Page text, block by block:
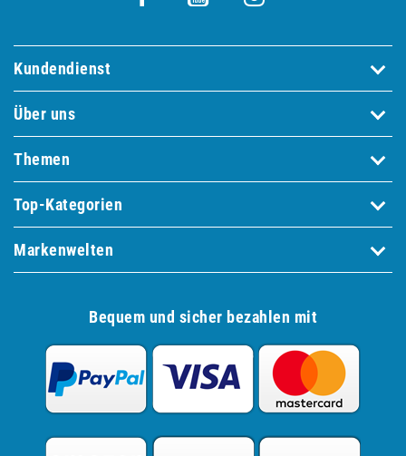
Kundendienst
Über uns
Themen
Top-Kategorien
Markenwelten
Bequem und sicher bezahlen mit